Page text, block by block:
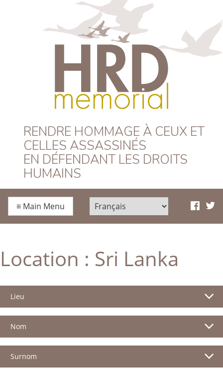
HRD Memorial –
Français
RENDRE HOMMAGE À CEUX ET
CELLES ASSASSINÉS
EN DÉFENDANT LES DROITS
HUMAINS
≡ Main Menu
Location : Sri Lanka
Lieu
Nom
Surnom